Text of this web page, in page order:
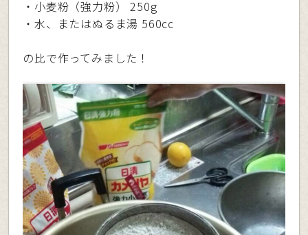
・小麦粉（強力粉） 250g
・水、またはぬるま湯 560cc
の比で作ってみました！